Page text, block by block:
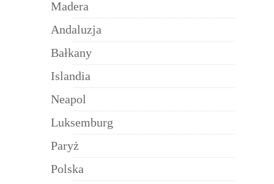
Madera
Andaluzja
Bałkany
Islandia
Neapol
Luksemburg
Paryż
Polska